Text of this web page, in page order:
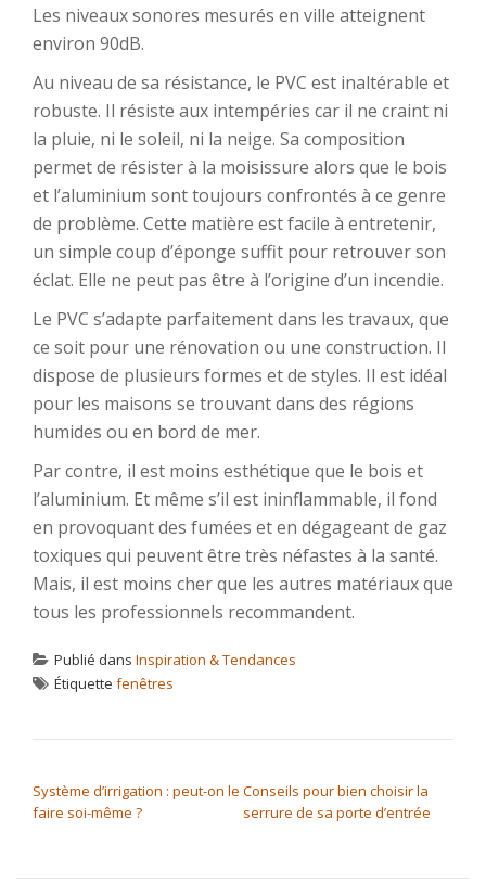
Les niveaux sonores mesurés en ville atteignent
environ 90dB.
Au niveau de sa résistance, le PVC est inaltérable et
robuste. Il résiste aux intempéries car il ne craint ni
la pluie, ni le soleil, ni la neige. Sa composition
permet de résister à la moisissure alors que le bois
et l’aluminium sont toujours confrontés à ce genre
de problème. Cette matière est facile à entretenir,
un simple coup d’éponge suffit pour retrouver son
éclat. Elle ne peut pas être à l’origine d’un incendie.
Le PVC s’adapte parfaitement dans les travaux, que
ce soit pour une rénovation ou une construction. Il
dispose de plusieurs formes et de styles. Il est idéal
pour les maisons se trouvant dans des régions
humides ou en bord de mer.
Par contre, il est moins esthétique que le bois et
l’aluminium. Et même s’il est ininflammable, il fond
en provoquant des fumées et en dégageant de gaz
toxiques qui peuvent être très néfastes à la santé.
Mais, il est moins cher que les autres matériaux que
tous les professionnels recommandent.
Publié dans Inspiration & Tendances
Étiquette fenêtres
Système d’irrigation : peut-on le
faire soi-même ?
Conseils pour bien choisir la
serrure de sa porte d’entrée